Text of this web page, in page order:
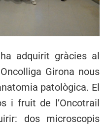
adquirit gràcies al
Girona nous
patològica. El
i fruit de l’Oncotrail
dos microscopis